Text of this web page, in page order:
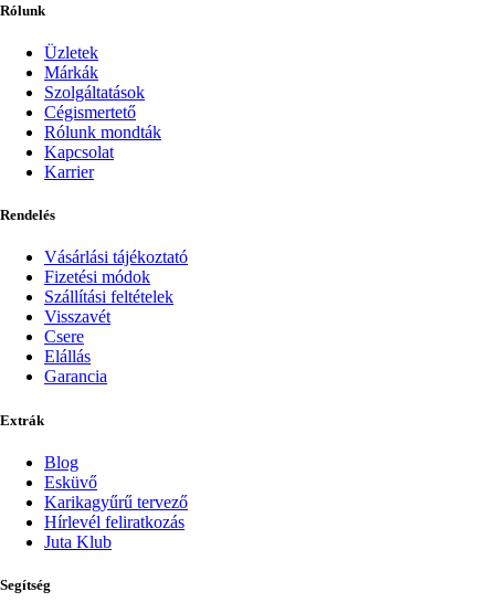
Rólunk
Üzletek
Márkák
Szolgáltatások
Cégismertető
Rólunk mondták
Kapcsolat
Karrier
Rendelés
Vásárlási tájékoztató
Fizetési módok
Szállítási feltételek
Visszavét
Csere
Elállás
Garancia
Extrák
Blog
Esküvő
Karikagyűrű tervező
Hírlevél feliratkozás
Juta Klub
Segítség